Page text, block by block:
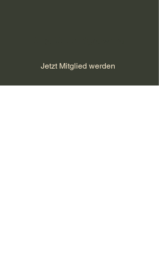
Jetzt Mitglied werden